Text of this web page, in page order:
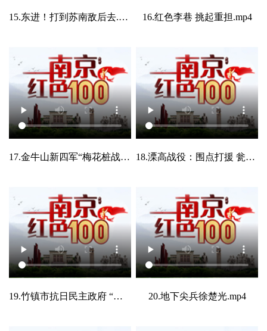
15.东进！打到苏南敌后去.mp4 16.红色李巷 挑起重担.mp4
17.金牛山新四军“梅花桩战术”大破日军.mp4 18.溧高战役：围点打援 瓮中捉鳖.mp4
19.竹镇市抗日民主政府 “小上海”燃起六合抗日烽火.mp4 20.地下尖兵徐楚光.mp4